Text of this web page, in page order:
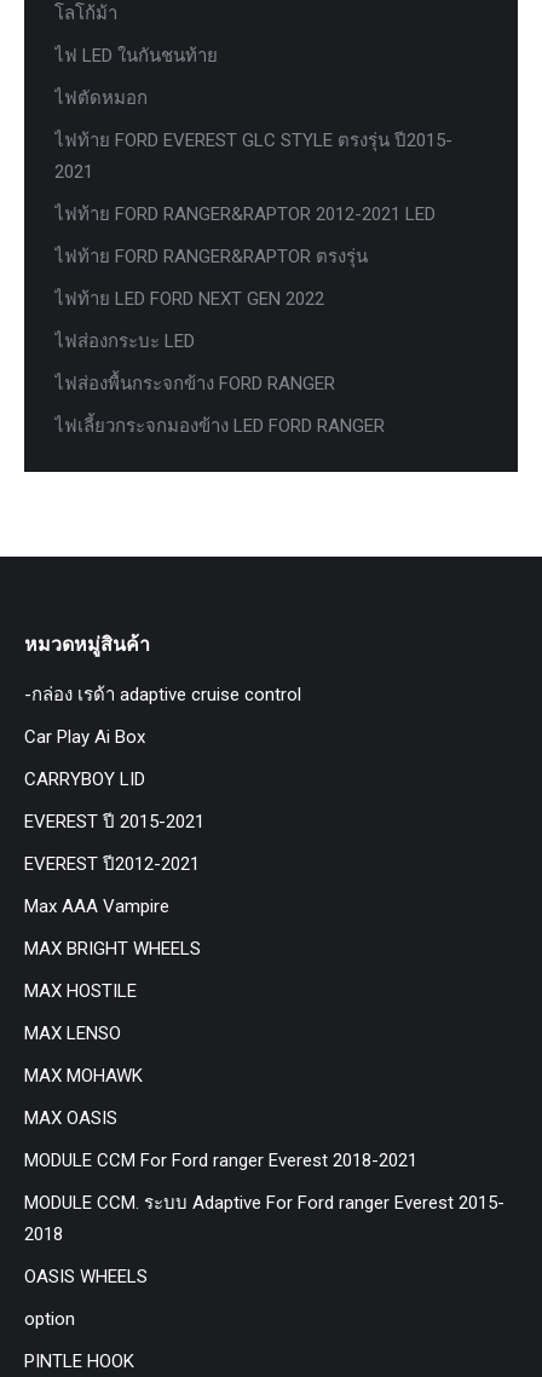
โลโก้ม้า
ไฟ LED ในกันชนท้าย
ไฟตัดหมอก
ไฟท้าย FORD EVEREST GLC STYLE ตรงรุ่น ปี2015-
2021
ไฟท้าย FORD RANGER&RAPTOR 2012-2021 LED
ไฟท้าย FORD RANGER&RAPTOR ตรงรุ่น
ไฟท้าย LED FORD NEXT GEN 2022
ไฟส่องกระบะ LED
ไฟส่องพื้นกระจกข้าง FORD RANGER
ไฟเลี้ยวกระจกมองข้าง LED FORD RANGER
หมวดหมู่สินค้า
-กล่อง เรด้า adaptive cruise control
Car Play Ai Box
CARRYBOY LID
EVEREST ปี 2015-2021
EVEREST ปี2012-2021
Max AAA Vampire
MAX BRIGHT WHEELS
MAX HOSTILE
MAX LENSO
MAX MOHAWK
MAX OASIS
MODULE CCM For Ford ranger Everest 2018-2021
MODULE CCM. ระบบ Adaptive For Ford ranger Everest 2015-
2018
OASIS WHEELS
option
PINTLE HOOK